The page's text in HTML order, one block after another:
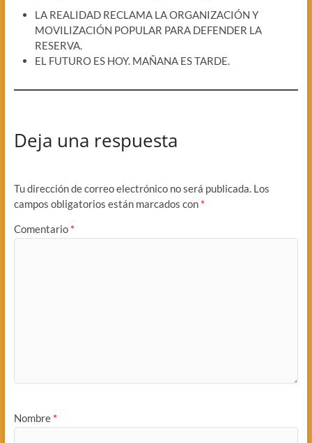
LA REALIDAD RECLAMA LA ORGANIZACIÓN Y
MOVILIZACIÓN POPULAR PARA DEFENDER LA
RESERVA.
EL FUTURO ES HOY. MAÑANA ES TARDE.
Deja una respuesta
Tu dirección de correo electrónico no será publicada. Los
campos obligatorios están marcados con *
Comentario *
Nombre *